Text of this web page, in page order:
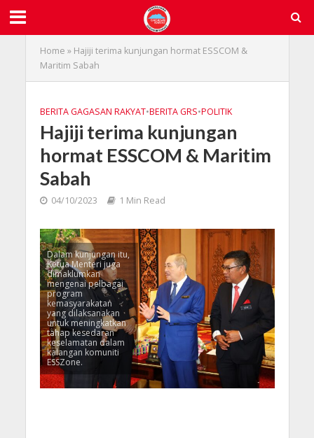
Home » Hajiji terima kunjungan hormat ESSCOM &
Maritim Sabah
BERITA GAGASAN RAKYAT•BERITA GRS•POLITIK
Hajiji terima kunjungan
hormat ESSCOM & Maritim
Sabah
04/10/2023 1 Min Read
Dalam kunjungan itu,
Ketua Menteri juga
dimaklumkan
mengenai pelbagai
program
kemasyarakatan
yang dilaksanakan
untuk meningkatkan
tahap kesedaran
keselamatan dalam
kalangan komuniti
ESSZone.